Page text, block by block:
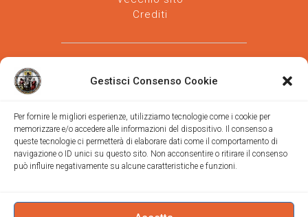
Gestisci Consenso Cookie
Per fornire le migliori esperienze, utilizziamo tecnologie come i cookie per
memorizzare e/o accedere alle informazioni del dispositivo. Il consenso a
queste tecnologie ci permetterà di elaborare dati come il comportamento di
navigazione o ID unici su questo sito. Non acconsentire o ritirare il consenso
può influire negativamente su alcune caratteristiche e funzioni.
Crediti
Parrocchia san Vincenzo de' Paoli-Diocesi
di Trieste
via Vittorino da Feltre, 11 (chiesa)
Trieste